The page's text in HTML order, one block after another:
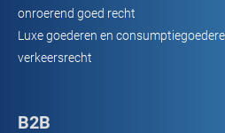
onroerend goed recht
Luxe goederen en
verkeersrecht
B2B